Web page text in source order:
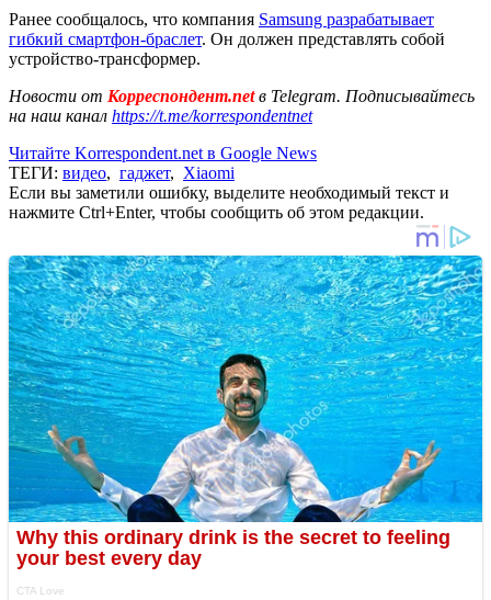
Ранее сообщалось, что компания Samsung разрабатывает
гибкий смартфон-браслет. Он должен представлять собой
устройство-трансформер.
Новости от Корреспондент.netв Telegram. Подписывайтесь
на наш канал https://t.me/korrespondentnet
Читайте Korrespondent.net в Google News
ТЕГИ: видео, гаджет, Xiaomi
Если вы заметили ошибку, выделите необходимый текст и
нажмите Ctrl+Enter, чтобы сообщить об этом редакции.